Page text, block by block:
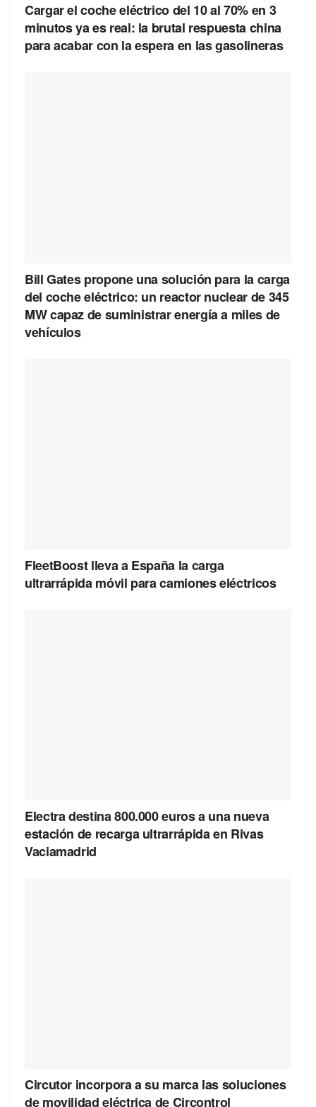
Cargar el coche eléctrico del 10 al 70% en 3
minutos ya es real: la brutal respuesta china
para acabar con la espera en las gasolineras
Bill Gates propone una solución para la carga
del coche eléctrico: un reactor nuclear de 345
MW capaz de suministrar energía a miles de
vehículos
FleetBoost lleva a España la carga
ultrarrápida móvil para camiones eléctricos
Electra destina 800.000 euros a una nueva
estación de recarga ultrarrápida en Rivas
Vaciamadrid
Circutor incorpora a su marca las soluciones
de movilidad eléctrica de Circontrol